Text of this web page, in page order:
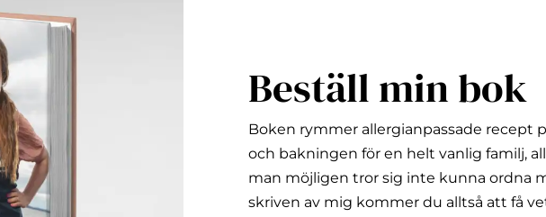
Beställ min bok
Boken rymmer allergianpassade recept
och bakningen för en helt vanlig familj,
man möjligen tror sig inte kunna ordna
skriven av mig kommer du alltså att få